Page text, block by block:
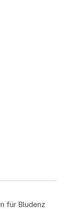
für Bludenz